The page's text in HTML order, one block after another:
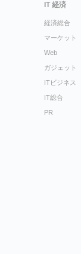
IT 経済
経済総合
マーケット
Web
ガジェット
ITビジネス
IT総合
PR